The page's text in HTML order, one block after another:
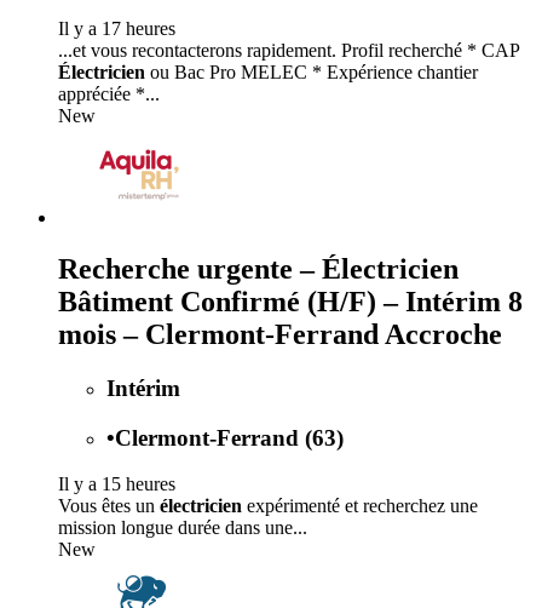
Il y a 17 heures
...et vous recontacterons rapidement. Profil recherché * CAP
Électricien ou Bac Pro MELEC * Expérience chantier
appréciée *...
New
Recherche urgente – Électricien
Bâtiment Confirmé (H/F) – Intérim 8
mois – Clermont-Ferrand Accroche
Intérim
•Clermont-Ferrand (63)
Il y a 15 heures
Vous êtes un électricien expérimenté et recherchez une
mission longue durée dans une...
New